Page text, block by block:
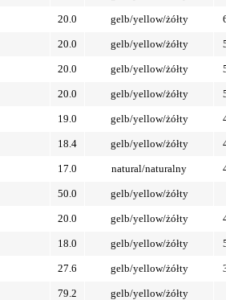
20.0 gelb/yellow/żółty
20.0 gelb/yellow/żółty
20.0 gelb/yellow/żółty
20.0 gelb/yellow/żółty
19.0 gelb/yellow/żółty
18.4 gelb/yellow/żółty
17.0 natural/naturalny
50.0 gelb/yellow/żółty
20.0 gelb/yellow/żółty
18.0 gelb/yellow/żółty
27.6 gelb/yellow/żółty
79.2 gelb/yellow/żółty